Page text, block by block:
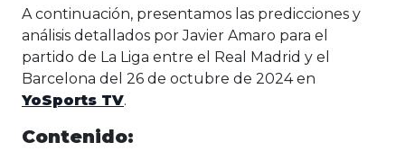
A continuación, presentamos las predicciones y
análisis detallados por Javier Amaro para el
partido de La Liga entre el Real Madrid y el
Barcelona del 26 de octubre de 2024 en
YoSports TV.
Contenido: